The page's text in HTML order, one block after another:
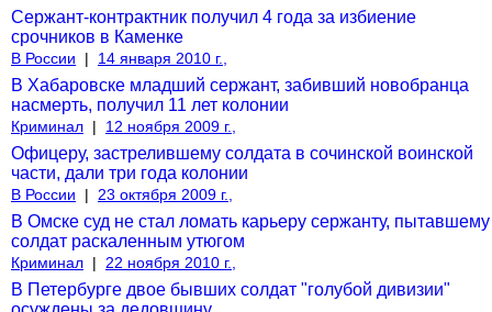
Сержант-контрактник получил 4 года за избиение
срочников в Каменке
В России | 14 января 2010 г.,
В Хабаровске младший сержант, забивший новобранца
насмерть, получил 11 лет колонии
Криминал | 12 ноября 2009 г.,
Офицеру, застрелившему солдата в сочинской воинской
части, дали три года колонии
В России | 23 октября 2009 г.,
В Омске суд не стал ломать карьеру сержанту, пытавшему
солдат раскаленным утюгом
Криминал | 22 ноября 2010 г.,
В Петербурге двое бывших солдат "голубой дивизии"